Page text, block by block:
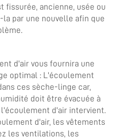
fissurée, ancienne, usée ou
par une nouvelle afin que
d'air vous fournira une
optimal : L'écoulement
ces sèche-linge car,
doit être évacuée à
d'air intervient.
d'air, les vêtements
les ventilations, les